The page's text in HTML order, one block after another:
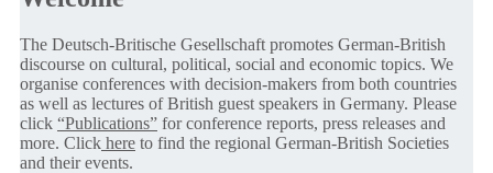
The Deutsch-Britische Gesellschaft promotes German-British
discourse on cultural, political, social and economic topics. We
organise conferences with decision-makers from both countries
as well as lectures of British guest speakers in Germany. Please
click “Publications” for conference reports, press releases and
more. Click here to find the regional German-British Societies
and their events.